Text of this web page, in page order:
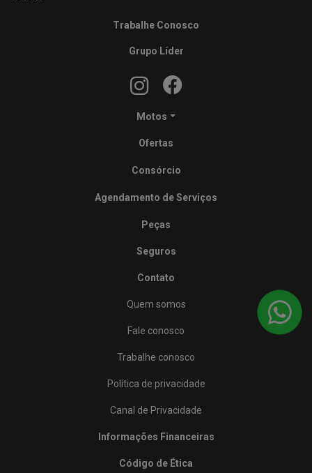
Trabalhe Conosco
Grupo Líder
Motos
Ofertas
Consórcio
Agendamento de Serviços
Peças
Seguros
Contato
Quem somos
Fale conosco
Trabalhe conosco
Política de privacidade
Canal de Privacidade
Informações Financeiras
Código de Ética